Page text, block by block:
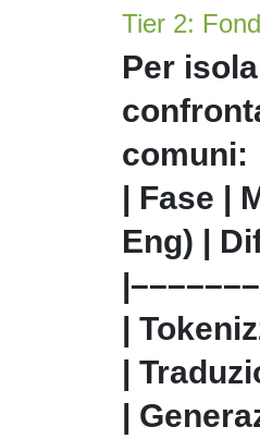
Tier 2:
Per
comuni:
| Fase |
Eng) |
|
|
|